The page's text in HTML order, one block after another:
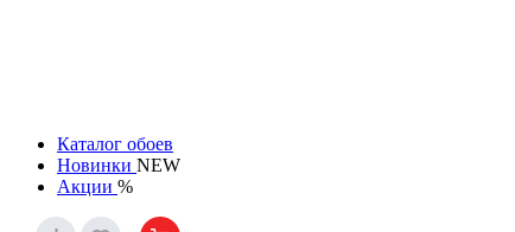
Каталог обоев
Новинки NEW
Акции %